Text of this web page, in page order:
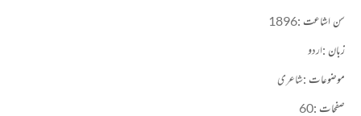
سن اشاعت :1896
زبان :اردو
موضوعات :شاعری
صفحات :60